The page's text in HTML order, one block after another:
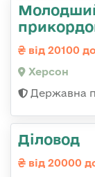
від 20100
Херсон
Державна
Діловод
від 20000